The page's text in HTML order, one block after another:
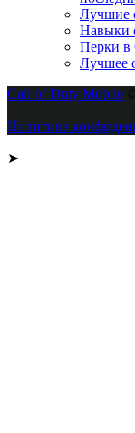
Лучшие
Навыки
Перки в
Лучшее
Call of Duty Mobile
Политика
➤